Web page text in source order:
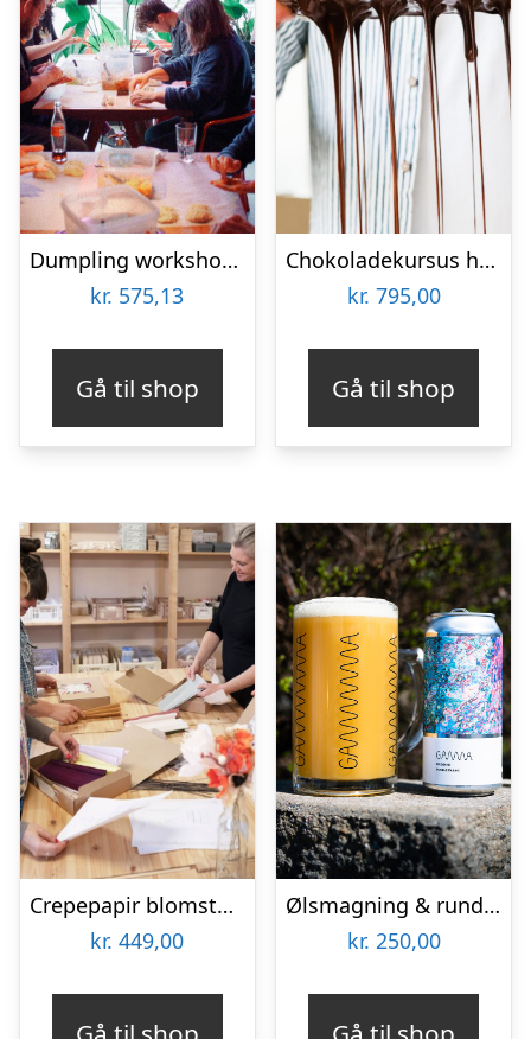
Dumpling workshop hos Hot Pot Republic
kr. 575,13
Gå til shop
Chokoladekursus hos Karoline Trier
kr. 795,00
Gå til shop
Crepepapir blomster workshop hos Kit Company
kr. 449,00
Ølsmagning & rundvisning hos Gamma Brewing
kr. 250,00